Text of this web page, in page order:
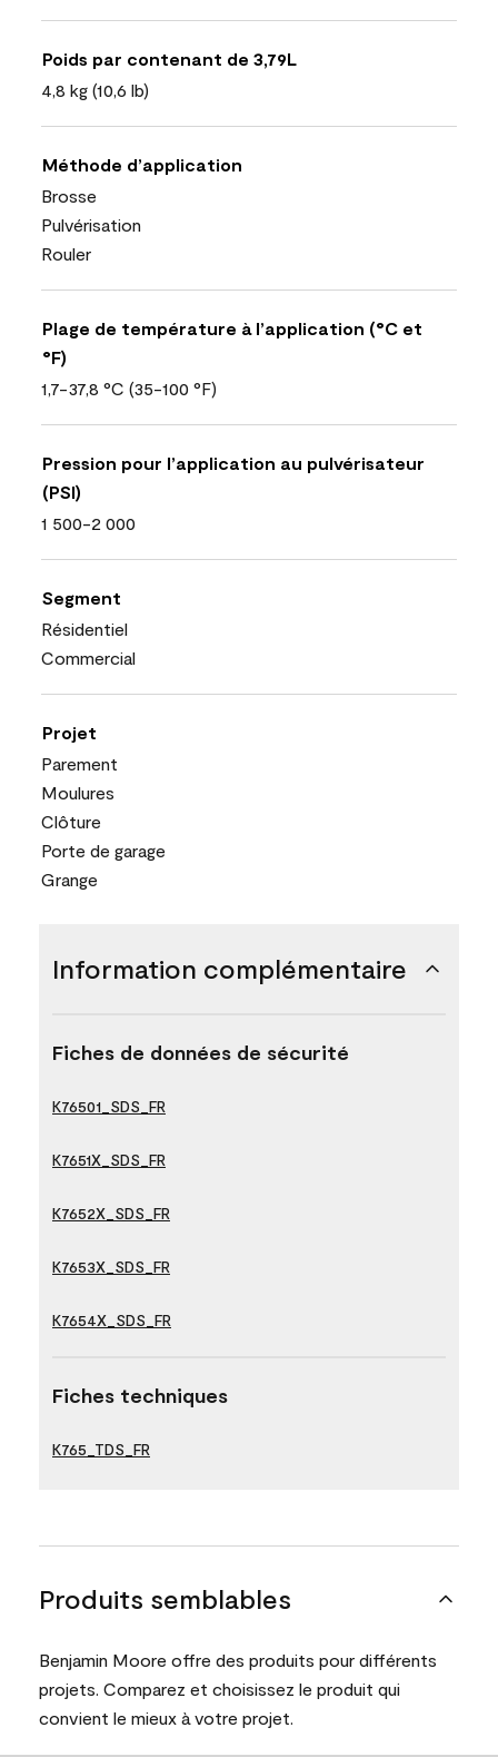
Poids par contenant de 3,79L
4,8 kg (10,6 lb)
Méthode d’application
Brosse
Pulvérisation
Rouler
Plage de température à l’application (°C et
°F)
1,7-37,8 °C (35-100 °F)
Pression pour l’application au pulvérisateur
(PSI)
1 500-2 000
Segment
Résidentiel
Commercial
Projet
Parement
Moulures
Clôture
Porte de garage
Grange
Information complémentaire
Fiches de données de sécurité
K76501_SDS_FR
K7651X_SDS_FR
K7652X_SDS_FR
K7653X_SDS_FR
K7654X_SDS_FR
Fiches techniques
K765_TDS_FR
Produits semblables
Benjamin Moore offre des produits pour différents
projets. Comparez et choisissez le produit qui
convient le mieux à votre projet.